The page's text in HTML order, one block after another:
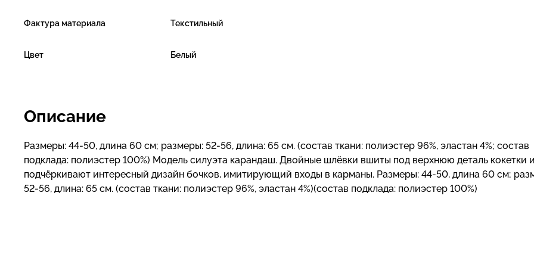
Фактура материала Текстильный
Цвет Белый
Описание
Размеры: 44-50, длина 60 см; размеры: 52-56, длина: 65 см. (состав ткани: полиэстер 96%, эластан 4%; состав
подклада: полиэстер 100%) Модель силуэта карандаш. Двойные шлёвки вшиты под верхнюю деталь кокетки и
подчёркивают интересный дизайн бочков, имитирующий входы в карманы. Размеры: 44-50, длина 60 см;
52-56, длина: 65 см. (состав ткани: полиэстер 96%, эластан 4%)(состав подклада: полиэстер 100%)